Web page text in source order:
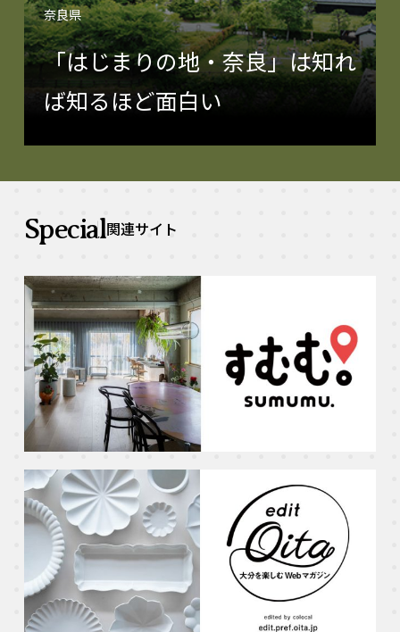
奈良県
「はじまりの地・奈良」は知れ
ば知るほど面白い
Special関連サイト